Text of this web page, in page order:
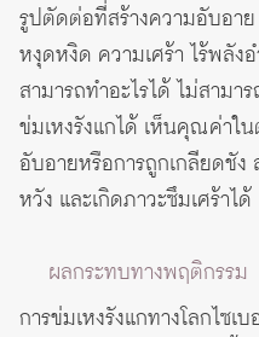
รูปตัดต่อที่สร้างความอับอาย
หงุดหงิด ความเศร้า ไร้พลัง
สามารถทำอะไรได้ ไม่สาม
ข่มเหงรังแกได้ เห็นคุณค่าใ
อับอายหรือการถูกเกลียดชั
หวัง และเกิดภาวะซึมเศร้าได้
ผลกระทบทางพฤติกรรม
การข่มเหงรังแกทางโลกไซเ